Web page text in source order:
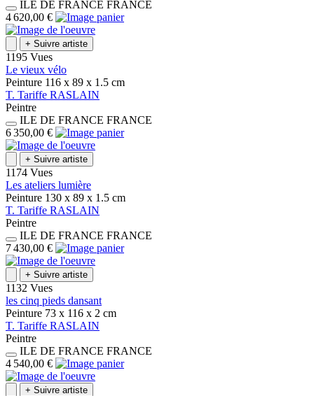
ILE DE FRANCE FRANCE
4 620,00 €
+ Suivre artiste
1195 Vues
Le vieux vélo
Peinture 116 x 89 x 1.5 cm
T. Tariffe RASLAIN
Peintre
ILE DE FRANCE FRANCE
6 350,00 €
+ Suivre artiste
1174 Vues
Les ateliers lumière
Peinture 130 x 89 x 1.5 cm
T. Tariffe RASLAIN
Peintre
ILE DE FRANCE FRANCE
7 430,00 €
+ Suivre artiste
1132 Vues
les cinq pieds dansant
Peinture 73 x 116 x 2 cm
T. Tariffe RASLAIN
Peintre
ILE DE FRANCE FRANCE
4 540,00 €
+ Suivre artiste